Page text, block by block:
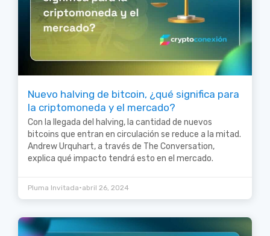
Nuevo halving de bitcoin, ¿qué significa para
la criptomoneda y el mercado?
Con la llegada del halving, la cantidad de nuevos
bitcoins que entran en circulación se reduce a la mitad.
Andrew Urquhart, a través de The Conversation,
explica qué impacto tendrá esto en el mercado.
Pluma Invitada•abril 26, 2024